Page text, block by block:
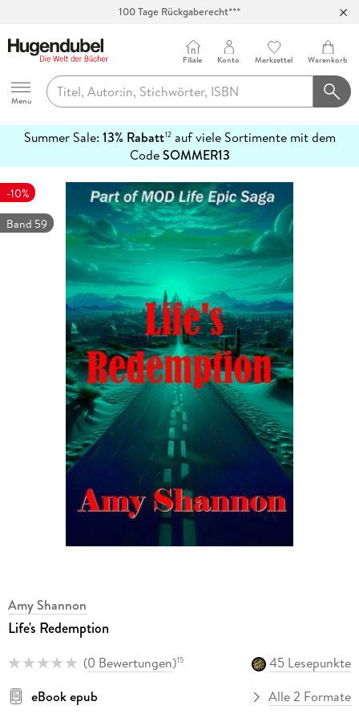
Hugendubel
Menu
Filiale Konto Merkzettel Warenkorb
Summer Sale: 13% Rabatt12auf viele Sortimente mit dem
CodeSOMMER13
erfahren
-10%
Band 59
Amy Shannon
Life's Redemption
(0 Bewertungen)15
45 Lesepunkte
eBook epub
Alle 2 Formate